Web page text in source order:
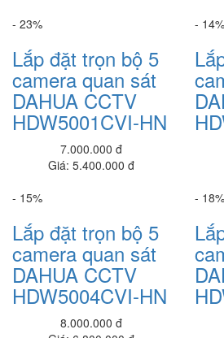
Đèn pha 30w - 4 bóng - chế độ 3 màu
650,000 đ
Lắp đặt trọn bộ 1 Camera Wifi 4.0MP
2,040,000 đ
Lắp đặt trọn bộ Camera IP 2.0 mp KN-
2,970,000 đ
Lắp đặt trọn bộ 1 Camera IP 2.0 Mp
1,490,000 đ
Lắp trọn bộ 1 Camera IP Wifi 2.0MP IPC-
1,100,000 đ
1,600,000 đ
Lắp đặt trọn bộ 5
camera quan sát
HIKVISION CCTV
2CE565COT-HN
6.500.000 đ
Lắp đặt trọn bộ 5
camera quan sát
DAHUA CCTV
HDW5001CVI-HN